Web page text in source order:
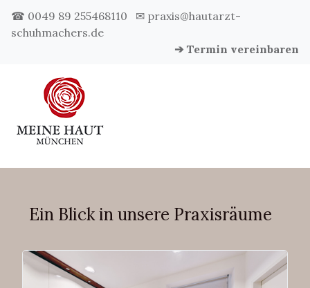
☎ 0049 89 255468110
✉ praxis@hautarzt-
schuhmachers.de
➔ Termin vereinbaren
Ein Blick in unsere Praxisräume